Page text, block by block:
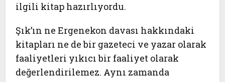
ilgili kitap hazırlıyordu.
Şık’ın ne Ergenekon davası hakkındaki
kitapları ne de bir gazeteci ve yazar olarak
faaliyetleri yıkıcı bir faaliyet olarak
değerlendirilemez. Aynı zamanda